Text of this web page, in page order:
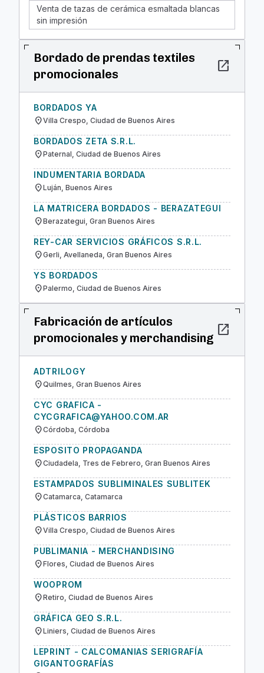
Venta de tazas de cerámica esmaltada blancas
sin impresión
Bordado de prendas textiles
promocionales
open_in_new
BORDADOS YA
location_onVilla Crespo, Ciudad de Buenos Aires
BORDADOS ZETA S.R.L.
location_onPaternal, Ciudad de Buenos Aires
INDUMENTARIA BORDADA
location_onLuján, Buenos Aires
LA MATRICERA BORDADOS - BERAZATEGUI
location_onBerazategui, Gran Buenos Aires
REY-CAR SERVICIOS GRÁFICOS S.R.L.
location_onGerli, Avellaneda, Gran Buenos Aires
YS BORDADOS
location_onPalermo, Ciudad de Buenos Aires
Fabricación de artículos
promocionales y merchandising open_in_new
ADTRILOGY
location_onQuilmes, Gran Buenos Aires
CYC GRAFICA -
CYCGRAFICA@YAHOO.COM.AR
location_onCórdoba, Córdoba
ESPOSITO PROPAGANDA
location_onCiudadela, Tres de Febrero, Gran Buenos Aires
ESTAMPADOS SUBLIMINALES SUBLITEK
location_onCatamarca, Catamarca
PLÁSTICOS BARRIOS
location_onVilla Crespo, Ciudad de Buenos Aires
PUBLIMANIA - MERCHANDISING
location_onFlores, Ciudad de Buenos Aires
WOOPROM
location_onRetiro, Ciudad de Buenos Aires
GRÁFICA GEO S.R.L.
location_onLiniers, Ciudad de Buenos Aires
LEPRINT - CALCOMANIAS SERIGRAFÍA
GIGANTOGRAFÍAS